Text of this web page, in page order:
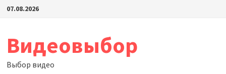
Перейти
07.08.2026
Видеовыбор
Выбор видео